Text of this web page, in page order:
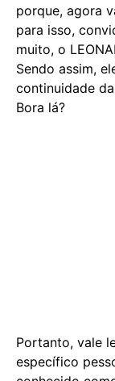
porque, agora
para isso,
muito, o
Sendo assim,
continuidade
Bora lá?
Portanto, vale
específico